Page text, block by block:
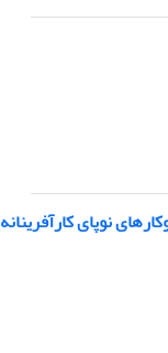
نوپای کارآفرینانه